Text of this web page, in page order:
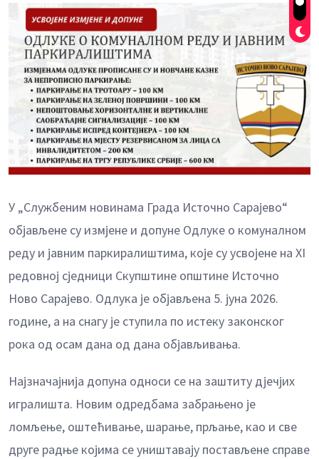
У „Службеним новинама Града Источно Сарајево“
објављене су измјене и допуне Одлуке о комуналном
реду и јавним паркиралиштима, које су усвојене на XI
редовној сједници Скупштине општине Источно
Ново Сарајево. Одлука је објављена 5. јуна 2026.
године, а на снагу је ступила по истеку законског
рока од осам дана од дана објављивања.
Најзначајнија допуна односи се на заштиту дјечјих
игралишта. Новим одредбама забрањено је
ломљење, оштећивање, шарање, прљање, као и све
друге радње којима се уништавају постављене справе